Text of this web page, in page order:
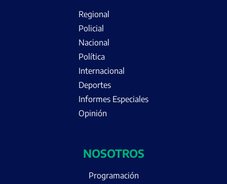
Regional
Policial
Nacional
Política
Internacional
Deportes
Informes Especiales
Opinión
NOSOTROS
Programación